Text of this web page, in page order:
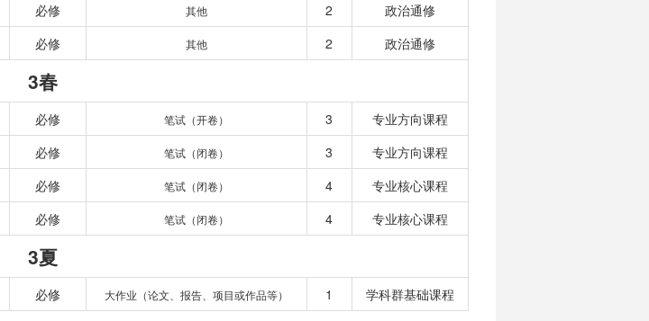
必修 其他 2
政治通修
必修 其他 2 政治通修
3春
必修 笔试（开卷） 3
专业方向课程
必修 笔试（闭卷） 3
专业方向课程
必修 笔试（闭卷） 4
专业核心课程
必修 笔试（闭卷） 4 专业核心课程
3夏
必修 大作业（论文、报告、项目或作品等） 1 学科群基础课程